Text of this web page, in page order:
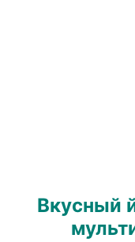
Вкусный